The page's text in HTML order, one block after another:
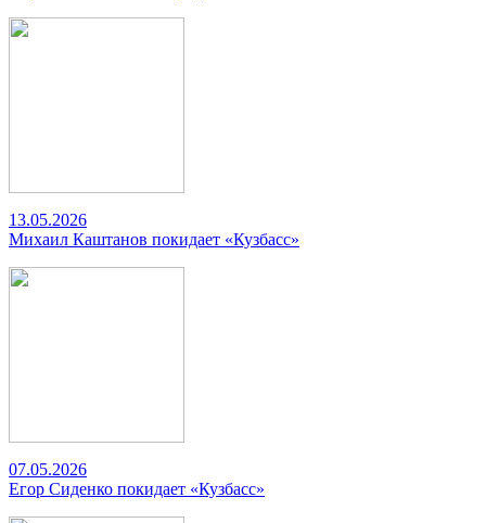
13.05.2026
Михаил Каштанов покидает «Кузбасс»
07.05.2026
Егор Сиденко покидает «Кузбасс»